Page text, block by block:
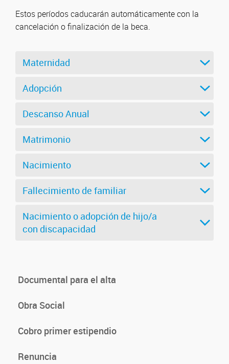
Estos períodos caducarán automáticamente con la
cancelación o finalización de la beca.
Maternidad
Adopción
Descanso Anual
Matrimonio
Nacimiento
Fallecimiento de familiar
Nacimiento o adopción de hijo/a
con discapacidad
Documental para el alta
Obra Social
Cobro primer estipendio
Renuncia